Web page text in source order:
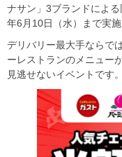
ナサン」3ブランドによ
年6月10日（水）まで実施
デリバリー最大手ならで
ーレストランのメニュー
見逃せないイベントです。